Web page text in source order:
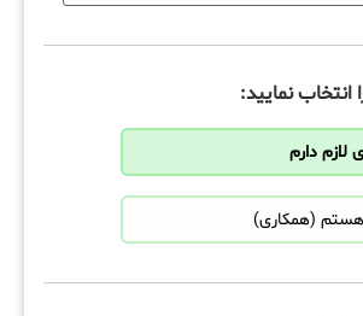
نمایید:
لازم دارم
(همکاری)